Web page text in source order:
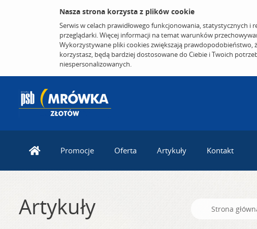
Nasza strona korzysta z plików cookie
Serwis w celach prawidłowego funkcjonowania, statystycznych
przeglądarki. Więcej informacji na temat warunków
Wykorzystywane pliki cookies zwiększają
korzystasz, będą bardziej dostosowane do Ciebie i Twoich
niespersonalizowanych.
Promocje Oferta Artykuły Kontakt
Artykuły Strona